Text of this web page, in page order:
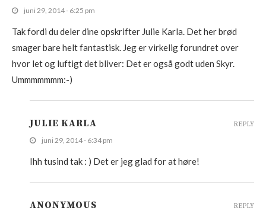
juni 29, 2014 - 6:25 pm
Tak fordi du deler dine opskrifter Julie Karla. Det her brød
smager bare helt fantastisk. Jeg er virkelig forundret over
hvor let og luftigt det bliver: Det er også godt uden Skyr.
Ummmmmmm:-)
JULIE KARLA
juni 29, 2014 - 6:34 pm
Ihh tusind tak : ) Det er jeg glad for at høre!
REPLY
ANONYMOUS REPLY